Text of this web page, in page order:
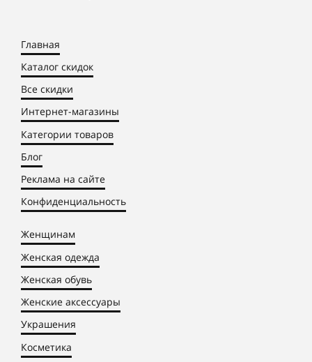
Главная
Каталог скидок
Все скидки
Интернет-магазины
Категории товаров
Блог
Реклама на сайте
Конфиденциальность
Женщинам
Женская одежда
Женская обувь
Женские аксессуары
Украшения
Косметика